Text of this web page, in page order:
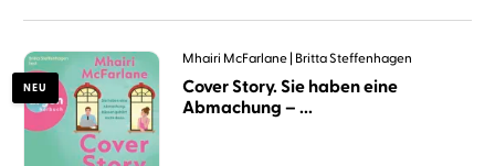
NEU
Mhairi McFarlane Britta Steffenhagen
Cover Story. Sie haben eine
Abmachung – ...